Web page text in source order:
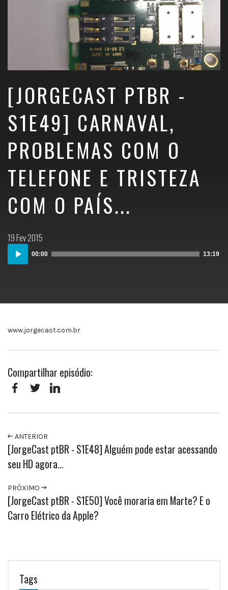
[JORGECAST PTBR -
S1E49] CARNAVAL,
PROBLEMAS COM O
TELEFONE E TRISTEZA
COM O PAÍS...
Postado
em:
19 Fev 2015
Audio
Player
00:00 13:19
www.jorgecast.com.br
Compartilhar episódio:
Facebook
ANTERIOR
[JorgeCast ptBR - S1E48] Alguém pode estar acessando
seu HD agora...
PRÓXIMO
[JorgeCast ptBR - S1E50] Você moraria em Marte? E o
Carro Elétrico da Apple?
Tags